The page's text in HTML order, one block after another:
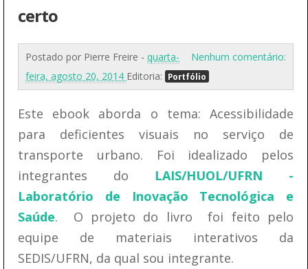
certo
Nenhum comentário:
Postado por Pierre Freire - quarta-
feira, agosto 20, 2014 Editoria: Portfólio
Este ebook aborda o tema: Acessibilidade
para deficientes visuais no serviço de
transporte urbano. Foi idealizado pelos
integrantes do LAIS/HUOL/UFRN -
Laboratório de Inovação Tecnológica e
Saúde. O projeto do livro foi feito pelo
equipe de materiais interativos da
SEDIS/UFRN, da qual sou integrante.